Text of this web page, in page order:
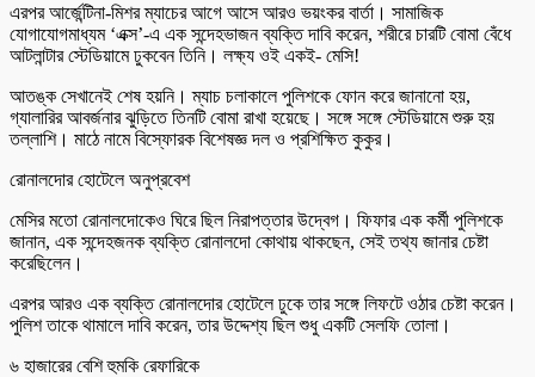
এরপর আর্জেন্টিনা-মিশর ম্যাচের আগে আসে আরও ভয়ংকর বার্তা। সামাজিক
যোগাযোগমাধ্যম ‘এক্স’-এ এক সন্দেহভাজন ব্যক্তি দাবি করেন, শরীরে চারটি বোমা বেঁধে
আটলান্টার স্টেডিয়ামে ঢুকবেন তিনি। লক্ষ্য ওই একই- মেসি!
আতঙ্ক সেখানেই শেষ হয়নি। ম্যাচ চলাকালে পুলিশকে ফোন করে জানানো হয়,
গ্যালারির আবর্জনার ঝুড়িতে তিনটি বোমা রাখা হয়েছে। সঙ্গে সঙ্গে স্টেডিয়ামে শুরু হয়
তল্লাশি। মাঠে নামে বিস্ফোরক বিশেষজ্ঞ দল ও প্রশিক্ষিত কুকুর।
রোনালদোর হোটেলে অনুপ্রবেশ
মেসির মতো রোনালদোকেও ঘিরে ছিল নিরাপত্তার উদ্বেগ। ফিফার এক কর্মী পুলিশকে
জানান, এক সন্দেহজনক ব্যক্তি রোনালদো কোথায় থাকছেন, সেই তথ্য জানার চেষ্টা
করেছিলেন।
এরপর আরও এক ব্যক্তি রোনালদোর হোটেলে ঢুকে তার সঙ্গে লিফটে ওঠার চেষ্টা করেন।
পুলিশ তাকে থামালে দাবি করেন, তার উদ্দেশ্য ছিল শুধু একটি সেলফি তোলা।
৬ হাজারের বেশি হুমকি রেফারিকে